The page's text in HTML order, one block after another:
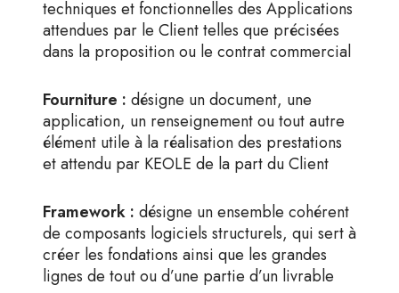
techniques et fonctionnelles des Applications
attendues par le Client telles que précisées
dans la proposition ou le contrat commercial
Fourniture : désigne un document, une
application, un renseignement ou tout autre
élément utile à la réalisation des prestations
et attendu par KEOLE de la part du Client
Framework : désigne un ensemble cohérent
de composants logiciels structurels, qui sert à
créer les fondations ainsi que les grandes
lignes de tout ou d’une partie d’un livrable